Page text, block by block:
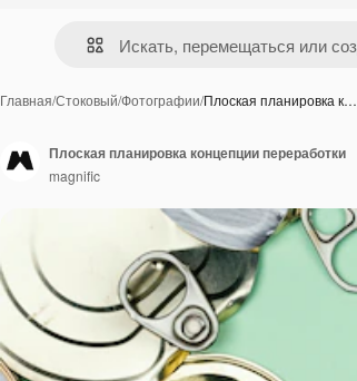
Главная/Стоковый/Фотографии/Плоская планировка к…
Плоская планировка концепции переработки
magnific